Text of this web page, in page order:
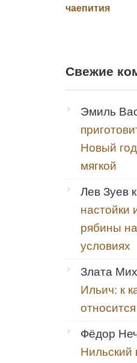
чаепития
Свежие
Эмиль
Новый
мягкой
Лев Зуев
настойки
рябины
условиях
Злата
Ильич: к
Фёдор
Нильский